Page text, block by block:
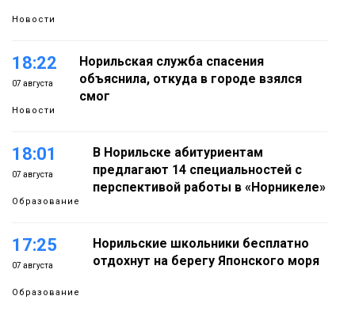
Новости
18:22
07 августа
Новости
Норильская служба спасения
объяснила, откуда в городе взялся
смог
18:01
07 августа
Образование
В Норильске абитуриентам
предлагают 14 специальностей с
перспективой работы в «Норникеле»
17:25
07 августа
Образование
Норильские школьники бесплатно
отдохнут на берегу Японского моря